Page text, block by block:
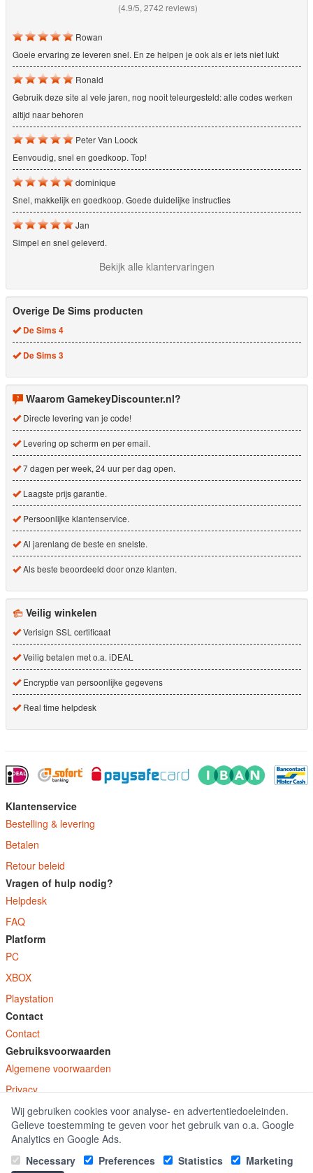
(4.9/5, 2742 reviews)
Rowan
Goeie ervaring ze leveren snel. En ze helpen je ook als er iets niet lukt
Ronald
Gebruik deze site al vele jaren, nog nooit teleurgesteld: alle codes werken
altijd naar behoren
Peter Van Loock
Eenvoudig, snel en goedkoop. Top!
dominique
Snel, makkelijk en goedkoop. Goede duidelijke instructies
Jan
Simpel en snel geleverd.
Bekijk alle klantervaringen
Overige De Sims producten
De Sims 4
De Sims 3
Waarom GamekeyDiscounter.nl?
Directe levering van je code!
Levering op scherm en per email.
7 dagen per week, 24 uur per dag open.
Laagste prijs garantie.
Persoonlijke klantenservice.
Al jarenlang de beste en snelste.
Als beste beoordeeld door onze klanten.
Veilig winkelen
Verisign SSL certificaat
Veilig betalen met o.a. iDEAL
Encryptie van persoonlijke gegevens
Real time helpdesk
Klantenservice
Bestelling & levering
Betalen
Retour beleid
Vragen of hulp nodig?
Helpdesk
FAQ
Platform
PC
XBOX
Playstation
Contact
Contact
Gebruiksvoorwaarden
Algemene voorwaarden
Privacy
© E-Keys B.V. 2026
GamekeyDiscounter.nl is onderdeel van E-Keys B.V. geregistreerd onder kamer
van koophandel nummer 150771.
Wij gebruiken cookies voor analyse- en advertentiedoeleinden.
Gelieve toestemming te geven voor het gebruik van o.a. Google
Analytics en Google Ads.
Necessary
Preferences Statistics Marketing